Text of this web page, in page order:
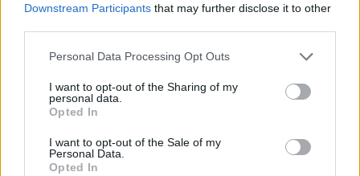
Downstream Participants that may further disclose it to other
Personal Data Processing Opt Outs
I want to opt-out of the Sharing of my
personal data.
Opted In
I want to opt-out of the Sale of my
Personal Data.
Opted In
Hozzászólási szabályzat
Nyomtatott lapjaink archívuma
Székely Hírmondó archívuma
Sütibeállítások